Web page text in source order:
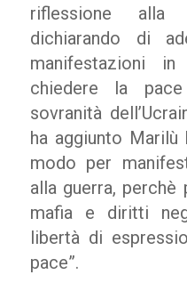
riflessione
dichiarando di
manifestazioni
chiedere la
sovranità
ha aggiunto
modo per
alla guerra,
mafia e diritti
libertà di
pace”.